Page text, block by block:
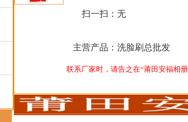
扫一扫： 无
主营产品： 洗脸刷总批发
联系厂家时，请告之在“莆田安福相